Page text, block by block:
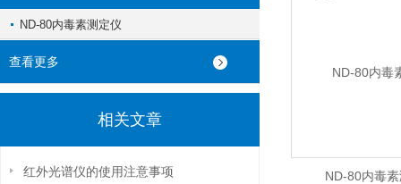
ND-80内毒素测定仪
查看更多
相关文章
红外光谱仪的使用注意事项 ND-80内毒